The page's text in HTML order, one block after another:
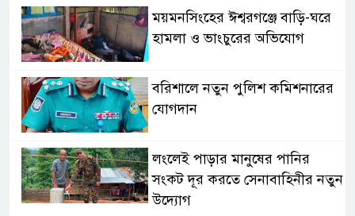
ময়মনসিংহের ঈশ্বরগঞ্জে বাড়ি-ঘরে
হামলা ও ভাংচুরের অভিযোগ
বরিশালে নতুন পুলিশ কমিশনারের
যোগদান
লংলেই পাড়ার মানুষের পানির
সংকট দূর করতে সেনাবাহিনীর নতুন
উদ্যোগ